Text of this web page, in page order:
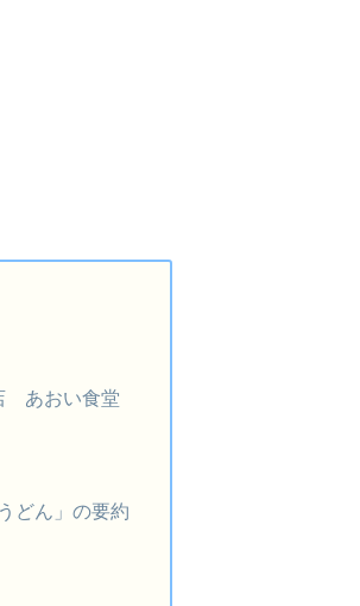
あおい食堂
どん」の要約